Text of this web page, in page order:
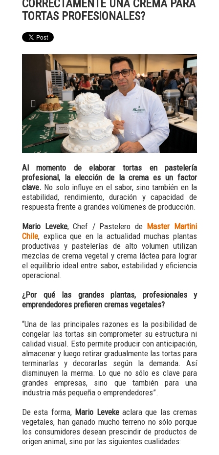
CORRECTAMENTE UNA CREMA PARA
TORTAS PROFESIONALES?
Previous Next
Al momento de elaborar tortas en pastelería
profesional, la elección de la crema es un factor
clave. No solo influye en el sabor, sino también en la
estabilidad, rendimiento, duración y capacidad de
respuesta frente a grandes volúmenes de producción.
Mario Leveke, Chef / Pastelero de Master Martini
Chile, explica que en la actualidad muchas plantas
productivas y pastelerías de alto volumen utilizan
mezclas de crema vegetal y crema láctea para lograr
el equilibrio ideal entre sabor, estabilidad y eficiencia
operacional.
¿Por qué las grandes plantas, profesionales y
emprendedores prefieren cremas vegetales?
“Una de las principales razones es la posibilidad de
congelar las tortas sin comprometer su estructura ni
calidad visual. Esto permite producir con anticipación,
almacenar y luego retirar gradualmente las tortas para
terminarlas y decorarlas según la demanda. Así
disminuyen la merma. Lo que no sólo es clave para
grandes empresas, sino que también para una
industria más pequeña o emprendedores”.
De esta forma, Mario Levekeaclara que las cremas
vegetales, han ganado mucho terreno no sólo porque
los consumidores desean prescindir de productos de
origen animal, sino por las siguientes cualidades: